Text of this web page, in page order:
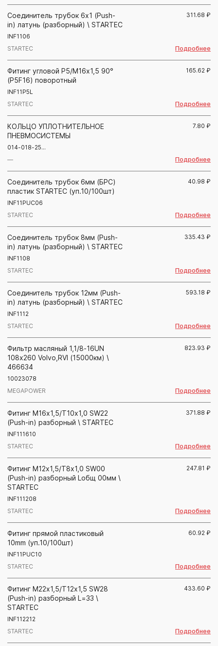
Соединитель трубок 6х1 (Push-
in) латунь (разборный) \ STARTEC
INF1106
STARTEC
311.68 ₽
Подробнее
Фитинг угловой Р5/М16х1,5 90°
(P5F16) поворотный
INF11P5L
STARTEC
165.62 ₽
Подробнее
КОЛЬЦО УПЛОТНИТЕЛЬНОЕ
ПНЕВМОСИСТЕМЫ
014-018-25...
—
7.80 ₽
Подробнее
Соединитель трубок 6мм (БРС)
пластик STARTEC (уп.10/100шт)
INF11PUC06
STARTEC
40.98 ₽
Подробнее
Соединитель трубок 8мм (Push-
in) латунь (разборный) \ STARTEC
INF1108
STARTEC
335.43 ₽
Подробнее
Соединитель трубок 12мм (Push-
in) латунь (разборный) \ STARTEC
INF1112
STARTEC
593.18 ₽
Подробнее
Фильтр масляный 1,1/8-16UN
108х260 Volvo,RVI (15000км) \
466634
10023078
MEGAPOWER
823.93 ₽
Подробнее
Фитинг М16х1,5/Т10х1,0 SW22
(Push-in) разборный \ STARTEC
INF111610
STARTEC
371.88 ₽
Подробнее
Фитинг М12х1,5/Т8х1,0 SW00
(Push-in) разборный Lобщ 00мм \
STARTEC
INF111208
STARTEC
247.81 ₽
Подробнее
Фитинг прямой пластиковый
10mm (уп.10/100шт)
INF11PUC10
STARTEC
60.92 ₽
Подробнее
Фитинг М22х1,5/Т12х1,5 SW28
(Push-in) разборный L=33 \
STARTEC
INF112212
STARTEC
433.60 ₽
Подробнее